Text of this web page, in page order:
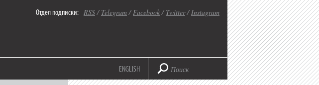
Отдел подписки: RSS/ Telegram/Facebook/ Twitter/Instagram
ENGLISH